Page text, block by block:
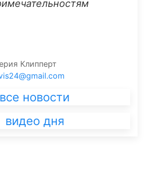
Клипперт
все новости
видео дня